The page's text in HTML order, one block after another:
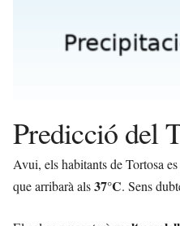
Predicció del
Avui, els habitants de Tortosa
que arribarà als37°C. Sens